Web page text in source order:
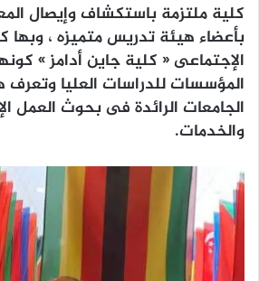
كلية ملتزمة باستكشاف وإيصال
بأعضاء هيئة تدريس متميزه ، وبها
الإجتماعى « كلية جاين أدامز »
المؤسسات للدراسات العليا وتعرف
الجامعات الرائدة فى بحوث العمل
والخدمات.